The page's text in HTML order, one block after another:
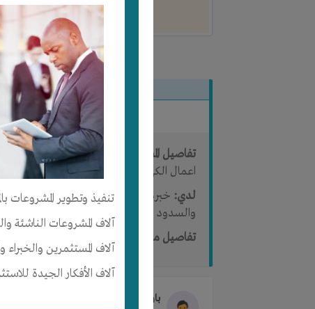
تنفيذ وتطوير المشروعات
آلاف المشروعات الناشئة
آلاف المستثمرين والخبراء
آلاف الأفكار الجيدة
تفاصيل المشروع
الأعضاء
تفاصيل المشروع:
تنفيذ اعمال المقاولات
اعمال الكهرباء تجهيز كمبليت
لدي:
والسدود وشبكات المياه والصرف الصحي وبناء
تفاصيل متطلبات المشروع:
بارفيد للمقاولات بارفيد